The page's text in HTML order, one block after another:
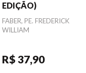
EDIÇÃO)
Autor
FABER, PE. FREDERICK
WILLIAM
R$ 37,90